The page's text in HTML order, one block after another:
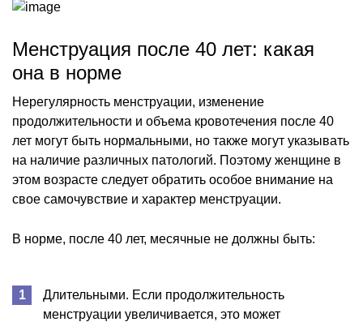
Менструация после 40 лет: какая
она в норме
Нерегулярность менструации, изменение
продолжительности и объема кровотечения после 40
лет могут быть нормальными, но также могут указывать
на наличие различных патологий. Поэтому женщине в
этом возрасте следует обратить особое внимание на
свое самочувствие и характер менструации.
В норме, после 40 лет, месячные не должны быть:
Длительными. Если продолжительность
менструации увеличивается, это может